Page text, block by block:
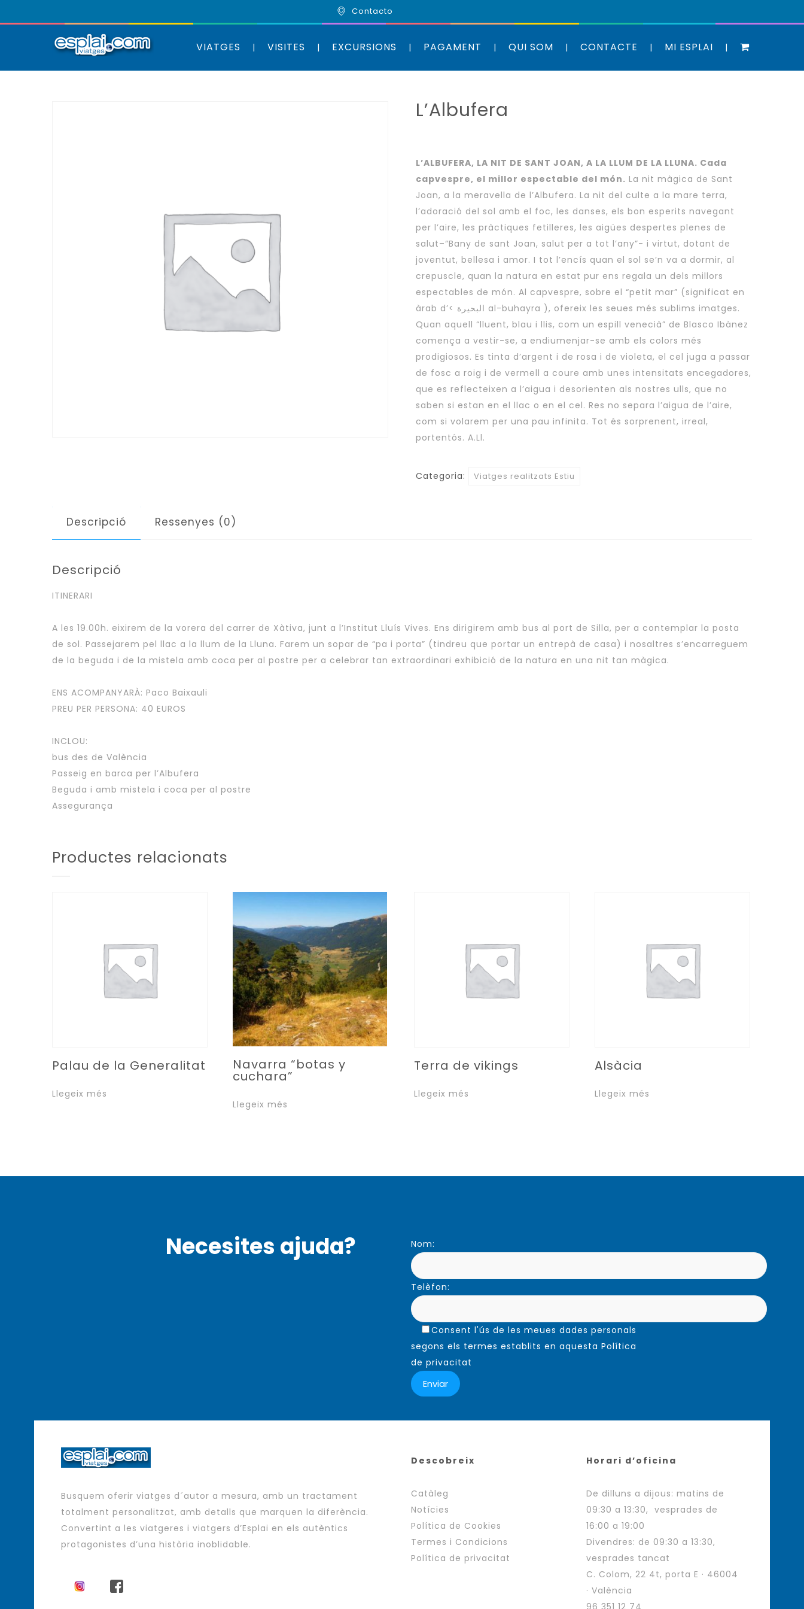
Contacto
VIATGES VISITES EXCURSIONS PAGAMENT QUI SOM CONTACTE MI ESPLAI
L’Albufera
L’ALBUFERA, LA NIT DE SANT JOAN, A LA LLUM DE LA LLUNA. Cada
capvespre, el millor espectable del món. La nit màgica de Sant
Joan, a la meravella de l’Albufera. La nit del culte a la mare terra,
l’adoració del sol amb el foc, les danses, els bon esperits navegant
per l’aire, les pràctiques fetilleres, les aigües despertes plenes de
salut–“Bany de sant Joan, salut per a tot l’any”- i virtut, dotant de
joventut, bellesa i amor. I tot l’encís quan el sol se’n va a dormir, al
crepuscle, quan la natura en estat pur ens regala un dels millors
espectables de món. Al capvespre, sobre el “petit mar” (significat en
àrab d’< البحيرة al-buhayra ), ofereix les seues més sublims imatges.
Quan aquell “lluent, blau i llis, com un espill venecià” de Blasco Ibànez
comença a vestir-se, a endiumenjar-se amb els colors més
prodigiosos. Es tinta d’argent i de rosa i de violeta, el cel juga a passar
de fosc a roig i de vermell a coure amb unes intensitats encegadores,
que es reflecteixen a l’aigua i desorienten als nostres ulls, que no
saben si estan en el llac o en el cel. Res no separa l’aigua de l’aire,
com si volarem per una pau infinita. Tot és sorprenent, irreal,
portentós. A.Ll.
Categoria: Viatges realitzats Estiu
Descripció Ressenyes (0)
Descripció
ITINERARI
A les 19.00h. eixirem de la vorera del carrer de Xàtiva, junt a l’Institut Lluís Vives. Ens dirigirem amb bus al port de Silla, per a contemplar la posta
de sol. Passejarem pel llac a la llum de la Lluna. Farem un sopar de “pa i porta” (tindreu que portar un entrepà de casa) i nosaltres s’encarreguem
de la beguda i de la mistela amb coca per al postre per a celebrar tan extraordinari exhibició de la natura en una nit tan màgica.
ENS ACOMPANYARÀ: Paco Baixauli
PREU PER PERSONA: 40 EUROS
INCLOU:
bus des de València
Passeig en barca per l’Albufera
Beguda i amb mistela i coca per al postre
Assegurança
Productes relacionats
Palau de la Generalitat
Llegeix més
Navarra “botas y
cuchara”
Llegeix més
Terra de vikings
Llegeix més
Alsàcia
Llegeix més
Necesites ajuda? Nom:
Telèfon:
Consent l'ús de les meues dades personals
segons els termes establits en aquesta Política
de privacitat
Busquem oferir viatges d´autor a mesura, amb un tractament
totalment personalitzat, amb detalls que marquen la diferència.
Convertint a les viatgeres i viatgers d’Esplai en els autèntics
protagonistes d’una història inoblidable.
Descobreix
Catàleg
Notícies
Política de Cookies
Termes i Condicions
Política de privacitat
Horari d’oficina
De dilluns a dijous: matins de
09:30 a 13:30, vesprades de
16:00 a 19:00
Divendres: de 09:30 a 13:30,
vesprades tancat
C. Colom, 22 4t, porta E · 46004
· València
96 351 12 74